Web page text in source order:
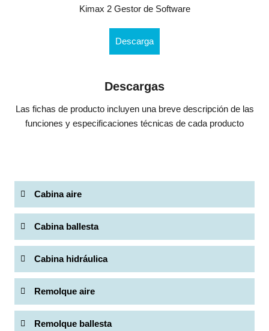
Kimax 2 Gestor de Software
Descarga
Descargas
Las fichas de producto incluyen una breve descripción de las
funciones y especificaciones técnicas de cada producto
Cabina aire
Cabina ballesta
Cabina hidráulica
Remolque aire
Remolque ballesta